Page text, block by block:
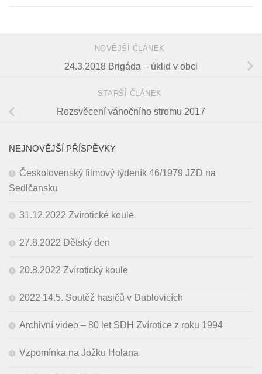
NOVĚJŠÍ ČLÁNEK
24.3.2018 Brigáda – úklid v obci
STARŠÍ ČLÁNEK
Rozsvěcení vánočního stromu 2017
NEJNOVĚJŠÍ PŘÍSPĚVKY
Českolovenský filmový týdeník 46/1979 JZD na
Sedlčansku
31.12.2022 Zvírotické koule
27.8.2022 Dětský den
20.8.2022 Zvírotický koule
2022 14.5. Soutěž hasičů v Dublovicích
Archivní video – 80 let SDH Zvírotice z roku 1994
Vzpomínka na Jožku Holana